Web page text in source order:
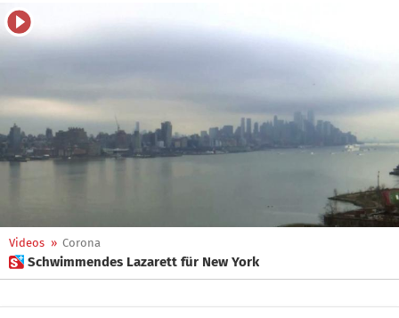
Videos » Corona
 Schwimmendes Lazarett für New York